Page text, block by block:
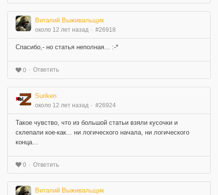
Виталий Выживальщик
около 12 лет назад #26918
Спасибо,- но статья неполная... :-*
0 Ответить
Suriken
около 12 лет назад #26924
Такое чувство, что из большой статьи взяли кусочки и
склепали кое-как... ни логического начала, ни логического
конца...
0 Ответить
Виталий Выживальщик